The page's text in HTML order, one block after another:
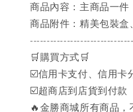
商品內容：主商品一件
商品附件：精美包裝
🛒購買方式🛒
☑️信用卡支付、信用卡
☑️超商店到店貨到付款
🔥金勝商城所有商品，